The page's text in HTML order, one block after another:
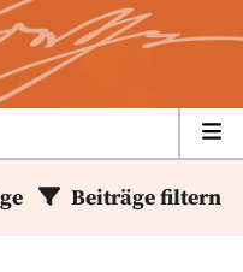
Beiträge filtern